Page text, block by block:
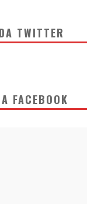
DA TWITTER
FACEBOOK